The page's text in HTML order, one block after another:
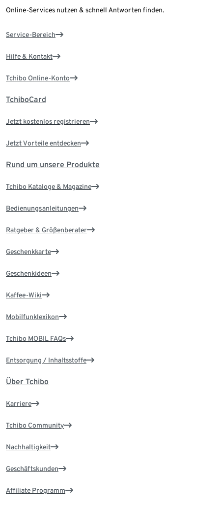
Online-Services nutzen & schnell Antworten finden.
Service-Bereich
Hilfe & Kontakt
Tchibo Online-Konto
TchiboCard
Jetzt kostenlos registrieren
Jetzt Vorteile entdecken
Rund um unsere Produkte
Tchibo Kataloge & Magazine
Bedienungsanleitungen
Ratgeber & Größenberater
Geschenkkarte
Geschenkideen
Kaffee-Wiki
Mobilfunklexikon
Tchibo MOBIL FAQs
Entsorgung / Inhaltsstoffe
Über Tchibo
Karriere
Tchibo Community
Nachhaltigkeit
Geschäftskunden
Affiliate Programm